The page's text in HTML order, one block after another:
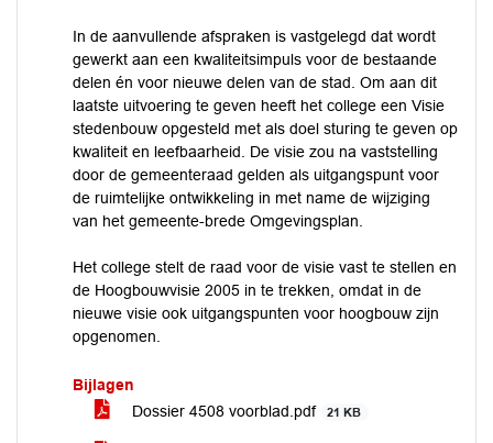
In de aanvullende afspraken is vastgelegd dat wordt
gewerkt aan een kwaliteitsimpuls voor de bestaande
delen én voor nieuwe delen van de stad. Om aan dit
laatste uitvoering te geven heeft het college een Visie
stedenbouw opgesteld met als doel sturing te geven op
kwaliteit en leefbaarheid. De visie zou na vaststelling
door de gemeenteraad gelden als uitgangspunt voor
de ruimtelijke ontwikkeling in met name de wijziging
van het gemeente-brede Omgevingsplan.
Het college stelt de raad voor de visie vast te stellen en
de Hoogbouwvisie 2005 in te trekken, omdat in de
nieuwe visie ook uitgangspunten voor hoogbouw zijn
opgenomen.
Bijlagen
Dossier 4508 voorblad.pdf
21 KB